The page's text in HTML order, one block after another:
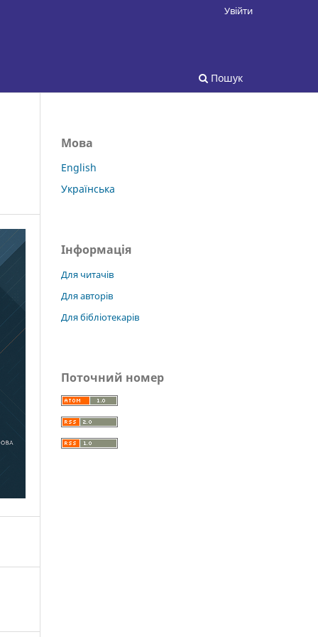
Пошук
Увійти
Мова
English
Українська
Інформація
Для читачів
Для авторів
Для бібліотекарів
Поточний номер